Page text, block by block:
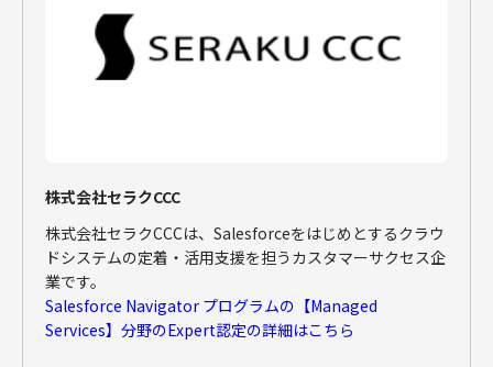
株式会社セラクCCC
株式会社セラクCCCは、Salesforceをはじめとするクラウ
ドシステムの定着・活用支援を担うカスタマーサクセス企
業です。
Salesforce Navigator プログラムの【Managed
Services】分野のExpert認定の詳細はこちら